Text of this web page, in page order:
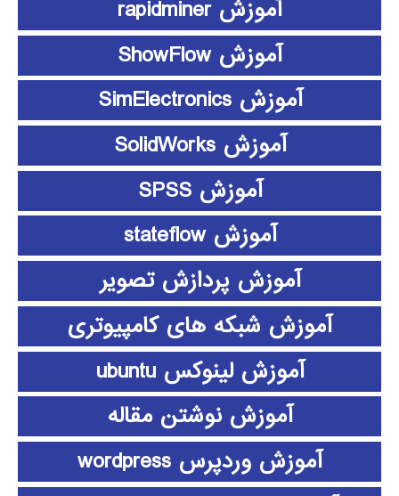
آموزش rapidminer
آموزش ShowFlow
آموزش SimElectronics
آموزش SolidWorks
آموزش SPSS
آموزش stateflow
آموزش پردازش تصویر
آموزش شبکه های کامپیوتری
آموزش لینوکس ubuntu
آموزش نوشتن مقاله
آموزش وردپرس wordpress